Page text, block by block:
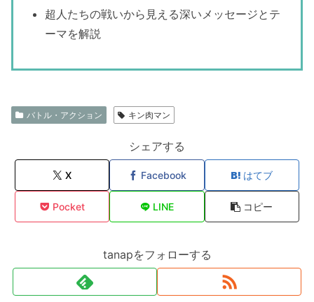
超人たちの戦いから見える深いメッセージとテ
ーマを解説
バトル・アクション キン肉マン
シェアする
X Facebook はてブ
Pocket LINE コピー
tanapをフォローする